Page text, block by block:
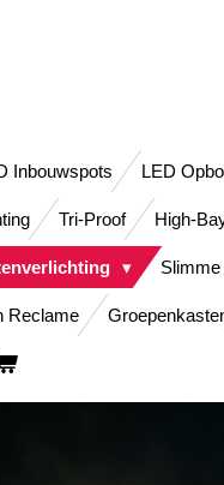
Inbouwspots LED
Tri-Proof High-
Slimme
Reclame